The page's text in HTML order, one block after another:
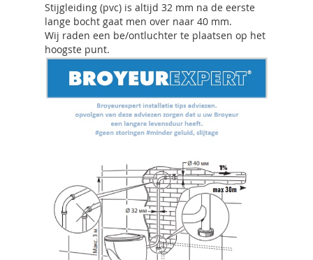
Stijgleiding (pvc) is altijd 32 mm na de eerste
lange bocht gaat men over naar 40 mm.
Wij raden een be/ontluchter te plaatsen op het
hoogste punt.